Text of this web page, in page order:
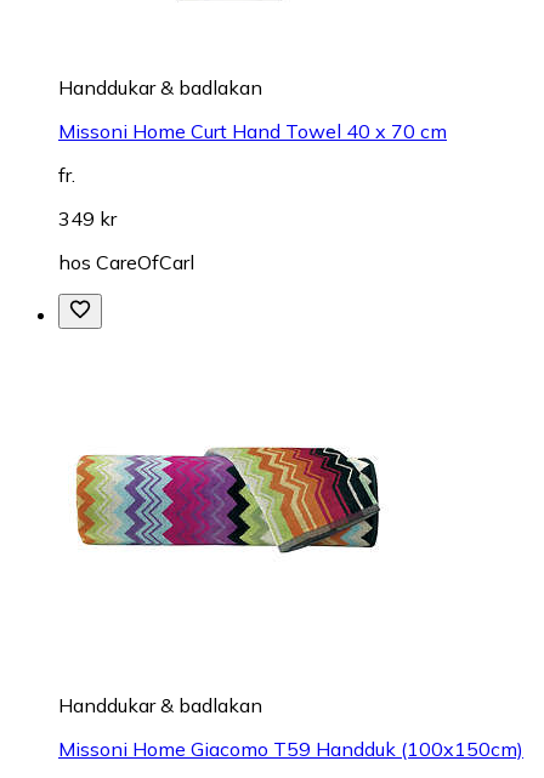
Handdukar & badlakan
Missoni Home Curt Hand Towel 40 x 70 cm
fr.
349 kr
hos CareOfCarl
Handdukar & badlakan
Missoni Home Giacomo T59 Handduk (100x150cm)